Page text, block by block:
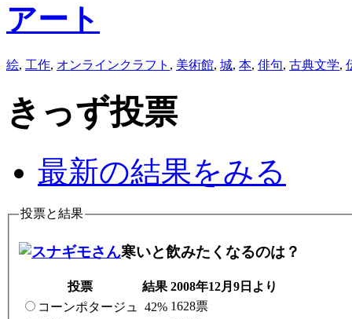
アート
絵, 工作, オンラインクラフト , 美術館, 城, 本, 俳句, 古典文学,
きっず投票
最新の結果をみる
投票と結果
寒いと飲みたくなるのは？
投票 結果 2008年12月9日より
コーンポタージュ
42% 1628票